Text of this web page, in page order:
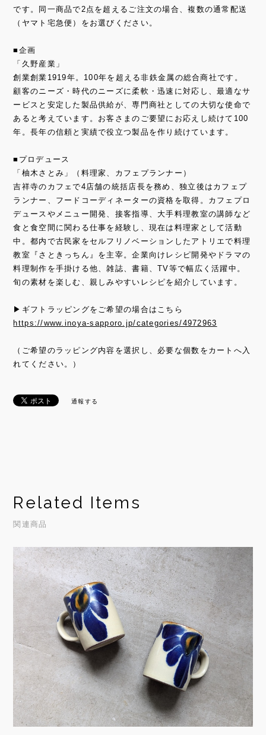
です。同一商品で2点を超えるご注文の場合、複数の通常配送
（ヤマト宅急便）をお選びください。
■企画
「久野産業」
創業創業1919年。100年を超える非鉄金属の総合商社です。
顧客のニーズ・時代のニーズに柔軟・迅速に対応し、最適なサ
ービスと安定した製品供給が、専門商社としての大切な使命で
あると考えています。お客さまのご要望にお応えし続けて100
年。長年の信頼と実績で役立つ製品を作り続けています。
■プロデュース
「柚木さとみ」（料理家、カフェプランナー）
吉祥寺のカフェで4店舗の統括店長を務め、独立後はカフェプ
ランナー、フードコーディネーターの資格を取得。カフェプロ
デュースやメニュー開発、接客指導、大手料理教室の講師など
食と食空間に関わる仕事を経験し、現在は料理家として活動
中。都内で古民家をセルフリノベーションしたアトリエで料理
教室『さときっちん』を主宰。企業向けレシピ開発やドラマの
料理制作を手掛ける他、雑誌、書籍、TV等で幅広く活躍中。
旬の素材を楽しむ、親しみやすいレシピを紹介しています。
▶ギフトラッピングをご希望の場合はこちら
https://www.inoya-sapporo.jp/categories/4972963
（ご希望のラッピング内容を選択し、必要な個数をカートへ入
れてください。）
通報する
Related Items
関連商品